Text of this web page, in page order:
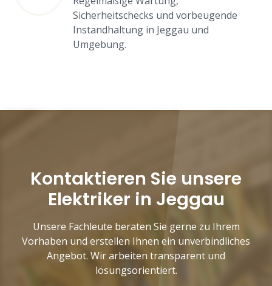
Sicherheitschecks und vorbeugende
Instandhaltung in Jeggau und
Umgebung.
Kontaktieren Sie unsere
Elektriker in Jeggau
Unsere Fachleute beraten Sie gerne zu Ihrem
Vorhaben und erstellen Ihnen ein unverbindliches
Angebot. Wir arbeiten transparent und
lösungsorientiert.